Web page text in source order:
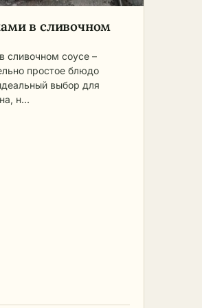
собраны
пошаговыми фото: от
и лазаньи
стола.
в сливочном
сливочном соусе –
простое блюдо
выбор для
н…